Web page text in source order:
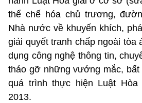
thể chế hóa chủ trương,
Nhà nước về khuyến khích,
giải quyết tranh chấp ngoài tòa
dụng công nghệ thông tin,
tháo gỡ những vướng mắc, bất
quá trình thực hiện Luật
2013.